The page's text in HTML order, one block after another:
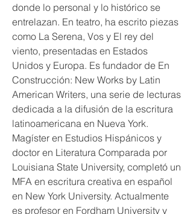
donde lo personal y lo histórico se
entrelazan. En teatro, ha escrito piezas
como La Serena, Vos y El rey del
viento, presentadas en Estados
Unidos y Europa. Es fundador de En
Construcción: New Works by Latin
American Writers, una serie de lecturas
dedicada a la difusión de la escritura
latinoamericana en Nueva York.
Magíster en Estudios Hispánicos y
doctor en Literatura Comparada por
Louisiana State University, completó un
MFA en escritura creativa en español
en New York University. Actualmente
es profesor en Fordham University y